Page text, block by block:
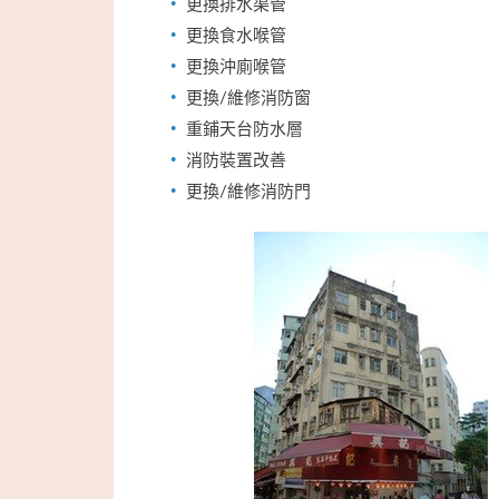
更換食水喉管
更換沖廁喉管
更換/維修消防窗
重鋪天台防水層
消防裝置改善
更換/維修消防門